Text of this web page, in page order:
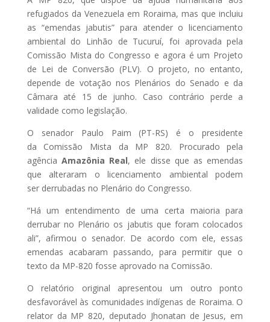
refugiados da Venezuela em Roraima, mas que incluiu
as “emendas jabutis” para atender o licenciamento
ambiental do Linhão de Tucuruí, foi aprovada pela
Comissão Mista do Congresso e agora é um Projeto
de Lei de Conversão (PLV). O projeto, no entanto,
depende de votação nos Plenários do Senado e da
Câmara até 15 de junho. Caso contrário perde a
validade como legislação.
O senador Paulo Paim (PT-RS) é o presidente
da Comissão Mista da MP 820. Procurado pela
agência Amazônia Real, ele disse que as emendas
que alteraram o licenciamento ambiental podem
ser derrubadas no Plenário do Congresso.
“Há um entendimento de uma certa maioria para
derrubar no Plenário os jabutis que foram colocados
ali”, afirmou o senador. De acordo com ele, essas
emendas acabaram passando, para permitir que o
texto da MP-820 fosse aprovado na Comissão.
O relatório original apresentou um outro ponto
desfavorável às comunidades indígenas de Roraima. O
relator da MP 820, deputado Jhonatan de Jesus, em